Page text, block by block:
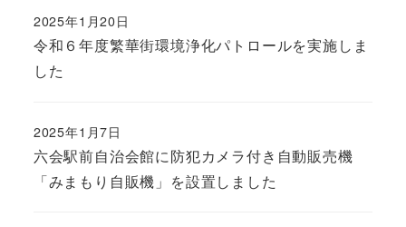
令和６年度繁華街環境浄化パトロールを実施しま
した
2025年1月20日
六会駅前自治会館に防犯カメラ付き自動販売機
「みまもり自販機」を設置しました
2025年1月7日